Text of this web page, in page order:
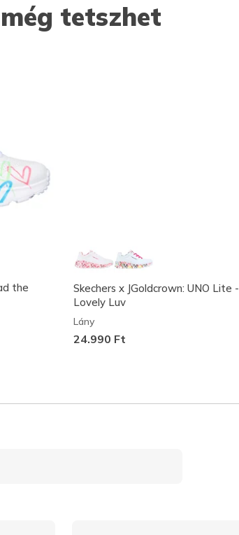
tetszhet
the
Skechers x JGoldcrown: UNO Lite -
Lovely Luv
Lány
24.990 Ft